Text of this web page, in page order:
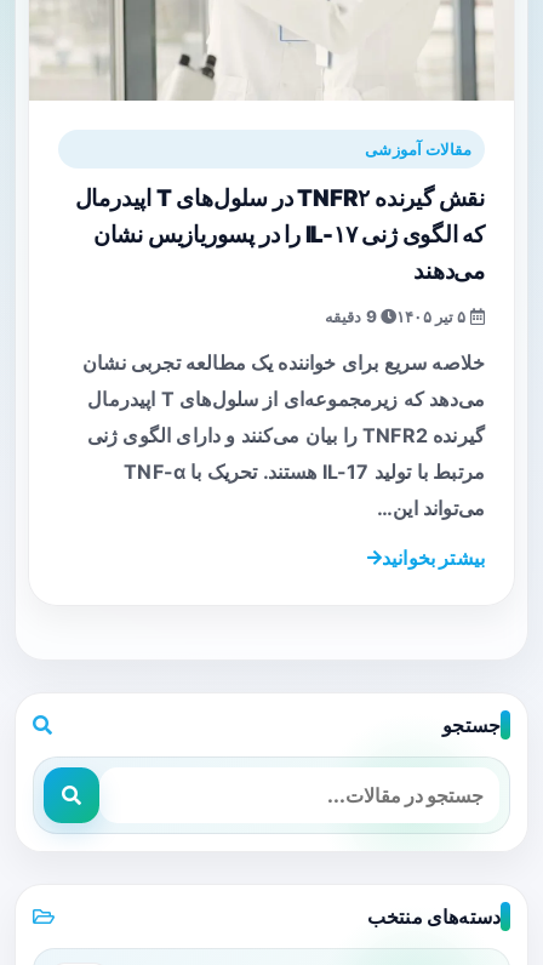
مقالات آموزشی
نقش گیرنده TNFR۲ در سلول‌های T اپیدرمال
که الگوی ژنی IL-۱۷ را در پسوریازیس نشان
می‌دهند
9 دقیقه
خلاصه سریع برای خواننده یک مطالعه تجربی نشان
می‌دهد که زیرمجموعه‌ای از سلول‌های T اپیدرمال
گیرنده TNFR2 را بیان می‌کنند و دارای الگوی ژنی
مرتبط با تولید IL-17 هستند. تحریک با TNF-α
می‌تواند این…
بیشتر بخوانید
جستجو
دسته‌های منتخب